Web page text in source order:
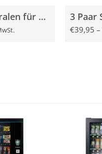
1 Paar Spiralen für Sielaff SÜ und FS Automaten
€39,95 –